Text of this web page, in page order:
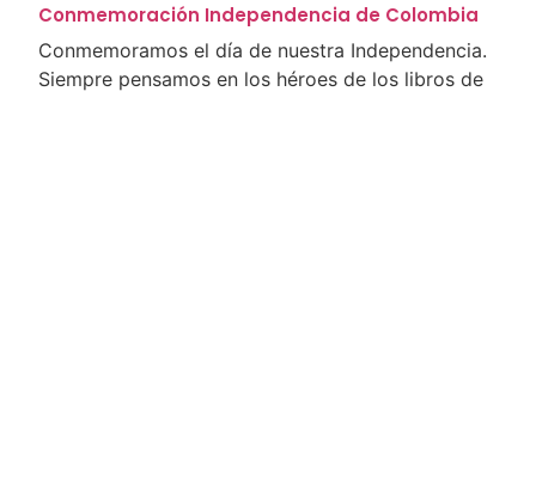
Conmemoración Independencia de Colombia
Conmemoramos el día de nuestra Independencia.
Siempre pensamos en los héroes de los libros de